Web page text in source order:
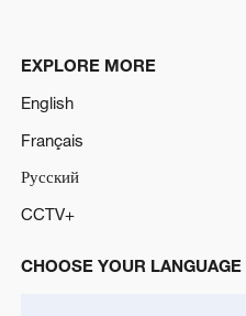
EXPLORE MORE
English
Français
Русский
CCTV+
CHOOSE YOUR LANGUAGE